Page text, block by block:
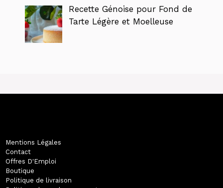
Recette Génoise pour Fond de
Tarte Légère et Moelleuse
Mentions Légales
Contact
Offres D'Emploi
Boutique
Politique de livraison